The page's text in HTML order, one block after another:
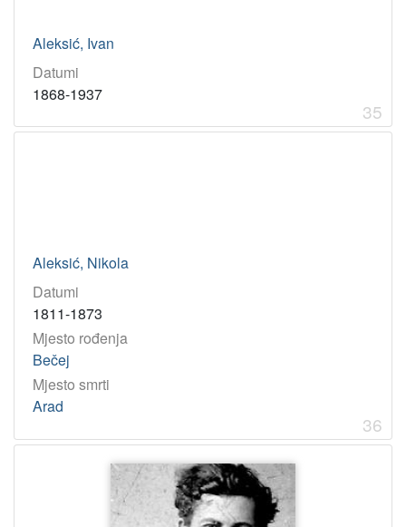
Aleksić, Ivan
Datumi
1868-1937
35
Aleksić, Nikola
Datumi
1811-1873
Mjesto rođenja
Bečej
Mjesto smrti
Arad
36